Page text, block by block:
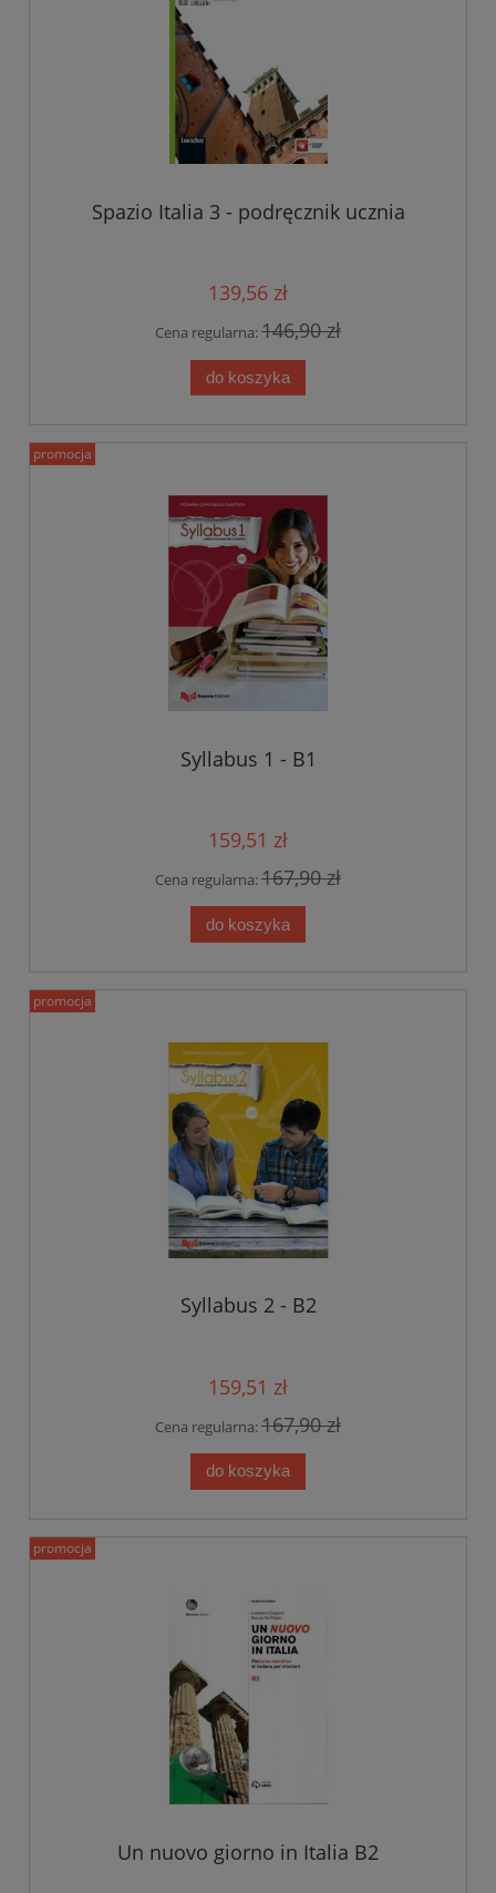
Spazio Italia 3 - podręcznik ucznia
139,56 zł
Cena regularna:146,90 zł
do koszyka
Syllabus 1 - B1
159,51 zł
Cena regularna:167,90 zł
do koszyka
promocja
Syllabus 2 - B2
159,51 zł
Cena regularna:167,90 zł
do koszyka
promocja
Un nuovo giorno in Italia B2
promocja